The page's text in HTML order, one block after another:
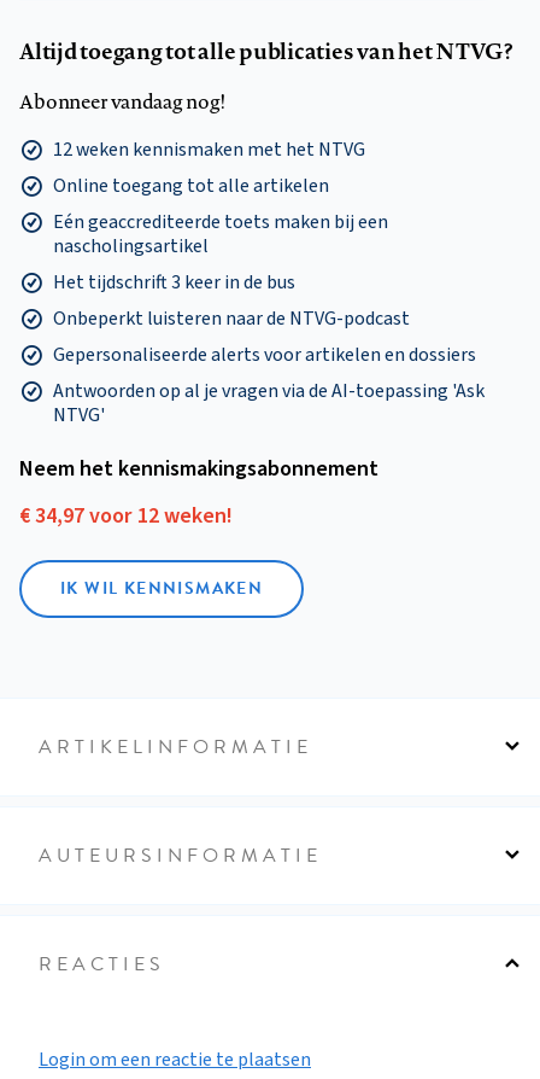
Altijd toegang tot alle publicaties van het NTVG?
Abonneer vandaag nog!
12 weken kennismaken met het NTVG
Online toegang tot alle artikelen
Eén geaccrediteerde toets maken bij een
nascholingsartikel
Het tijdschrift 3 keer in de bus
Onbeperkt luisteren naar de NTVG-podcast
Gepersonaliseerde alerts voor artikelen en dossiers
Antwoorden op al je vragen via de AI-toepassing 'Ask
NTVG'
Neem het kennismakings­abonnement
€ 34,97 voor 12 weken!
IK WIL KENNISMAKEN
ARTIKELINFORMATIE
AUTEURSINFORMATIE
REACTIES
Login om een reactie te plaatsen